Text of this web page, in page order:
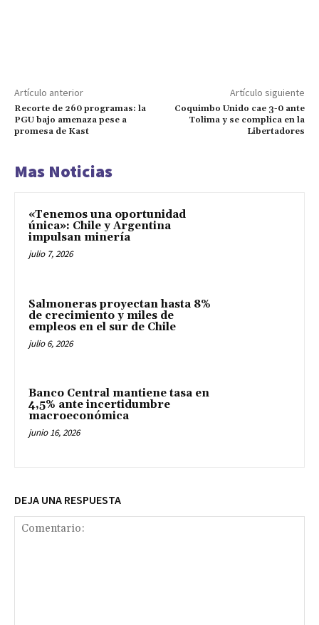
Artículo anterior
Recorte de 260 programas: la
PGU bajo amenaza pese a
promesa de Kast
Artículo siguiente
Coquimbo Unido cae 3-0 ante
Tolima y se complica en la
Libertadores
Mas Noticias
«Tenemos una oportunidad
única»: Chile y Argentina
impulsan minería
julio 7, 2026
Salmoneras proyectan hasta 8%
de crecimiento y miles de
empleos en el sur de Chile
julio 6, 2026
Banco Central mantiene tasa en
4,5% ante incertidumbre
macroeconómica
junio 16, 2026
DEJA UNA RESPUESTA